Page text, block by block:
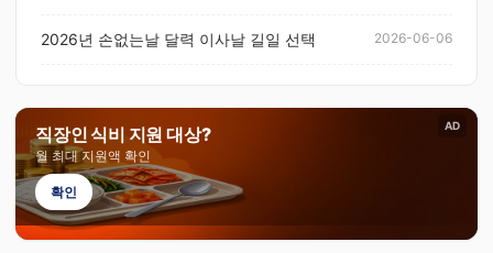
2026년 손없는날 달력 이사날 길일 선택 2026-06-06
AD
직장인 식비 지원 대상?
월 최대 지원액 확인
확인